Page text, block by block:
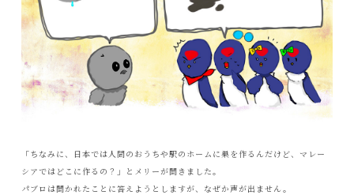
「ちなみに、日本では人間のおうちや駅のホームに巣を作るんだけど、マレー
シアではどこに作るの？」とメリーが聞きました。
パブロは聞かれたことに答えようとしますが、なぜか声が出ません。